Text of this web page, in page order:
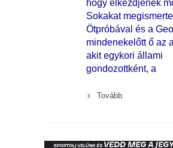
hogy elkezdjenek
Sokakat
Ötpróbával és a
mindenekelőtt ő az
akit egykori állami
gondozottként, a
Tovább